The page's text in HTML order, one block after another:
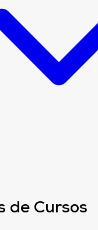
de Cursos